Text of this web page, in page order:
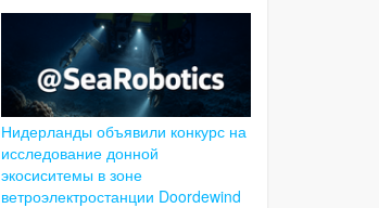
Нидерланды объявили конкурс на
исследование донной
экосиситемы в зоне
ветроэлектростанции Doordewind